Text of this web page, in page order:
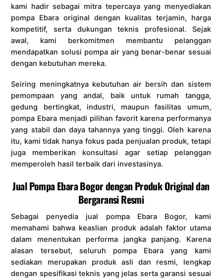
kami hadir sebagai mitra tepercaya yang menyediakan
pompa Ebara original dengan kualitas terjamin, harga
kompetitif, serta dukungan teknis profesional. Sejak
awal, kami berkomitmen membantu pelanggan
mendapatkan solusi pompa air yang benar-benar sesuai
dengan kebutuhan mereka.
Seiring meningkatnya kebutuhan air bersih dan sistem
pemompaan yang andal, baik untuk rumah tangga,
gedung bertingkat, industri, maupun fasilitas umum,
pompa Ebara menjadi pilihan favorit karena performanya
yang stabil dan daya tahannya yang tinggi. Oleh karena
itu, kami tidak hanya fokus pada penjualan produk, tetapi
juga memberikan konsultasi agar setiap pelanggan
memperoleh hasil terbaik dari investasinya.
Jual Pompa Ebara Bogor dengan Produk Original dan
Bergaransi Resmi
Sebagai penyedia jual pompa Ebara Bogor, kami
memahami bahwa keaslian produk adalah faktor utama
dalam menentukan performa jangka panjang. Karena
alasan tersebut, seluruh pompa Ebara yang kami
sediakan merupakan produk asli dan resmi, lengkap
dengan spesifikasi teknis yang jelas serta garansi sesuai